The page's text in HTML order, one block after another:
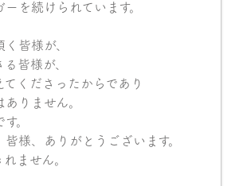
を続けられています。
皆様が、
皆様が、
てくださったからであり
りません。
。
様、ありがとうございます。
ません。